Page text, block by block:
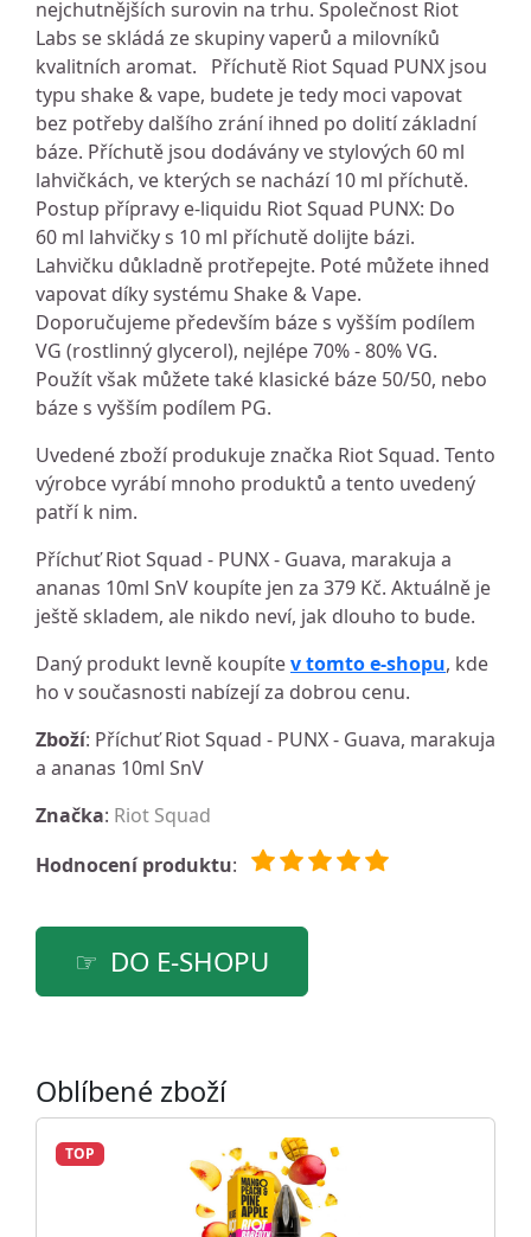
nejchutnějších surovin na trhu. Společnost Riot
Labs se skládá ze skupiny vaperů a milovníků
kvalitních aromat. Příchutě Riot Squad PUNX jsou
typu shake & vape, budete je tedy moci vapovat
bez potřeby dalšího zrání ihned po dolití základní
báze. Příchutě jsou dodávány ve stylových 60 ml
lahvičkách, ve kterých se nachází 10 ml příchutě.
Postup přípravy e-liquidu Riot Squad PUNX: Do
60 ml lahvičky s 10 ml příchutě dolijte bázi.
Lahvičku důkladně protřepejte. Poté můžete ihned
vapovat díky systému Shake & Vape.
Doporučujeme především báze s vyšším podílem
VG (rostlinný glycerol), nejlépe 70% - 80% VG.
Použít však můžete také klasické báze 50/50, nebo
báze s vyšším podílem PG.
Uvedené zboží produkuje značka Riot Squad. Tento
výrobce vyrábí mnoho produktů a tento uvedený
patří k nim.
Příchuť Riot Squad - PUNX - Guava, marakuja a
ananas 10ml SnV koupíte jen za 379 Kč. Aktuálně je
ještě skladem, ale nikdo neví, jak dlouho to bude.
Daný produkt levně koupítev tomto e-shopu, kde
ho v současnosti nabízejí za dobrou cenu.
Zboží: Příchuť Riot Squad - PUNX - Guava, marakuja
a ananas 10ml SnV
Značka: Riot Squad
Hodnocení produktu:
DO E-SHOPU
Oblíbené zboží
TOP